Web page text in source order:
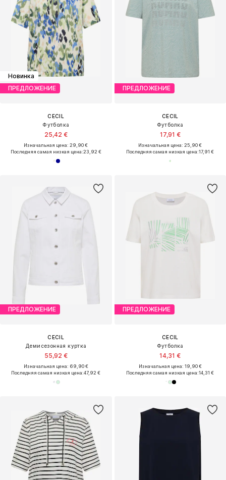
Новинка
ПРЕДЛОЖЕНИЕ
CECIL
Футболка
25,42 €
Изначальная цена: 29,90 €
Последняя самая низкая цена:23,92 €
ПРЕДЛОЖЕНИЕ
CECIL
Футболка
17,91 €
Изначальная цена: 25,90 €
Последняя самая низкая цена:17,91 €
ПРЕДЛОЖЕНИЕ
CECIL
Демисезонная куртка
55,92 €
Изначальная цена: 69,90 €
Последняя самая низкая цена:47,92 €
ПРЕДЛОЖЕНИЕ
CECIL
Футболка
14,31 €
Изначальная цена: 19,90 €
Последняя самая низкая цена:14,31 €